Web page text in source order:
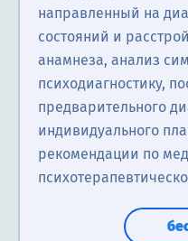
направленный на
состояний и
анамнеза, анализ
психодиагностику,
предварительного
индивидуального
рекомендации по